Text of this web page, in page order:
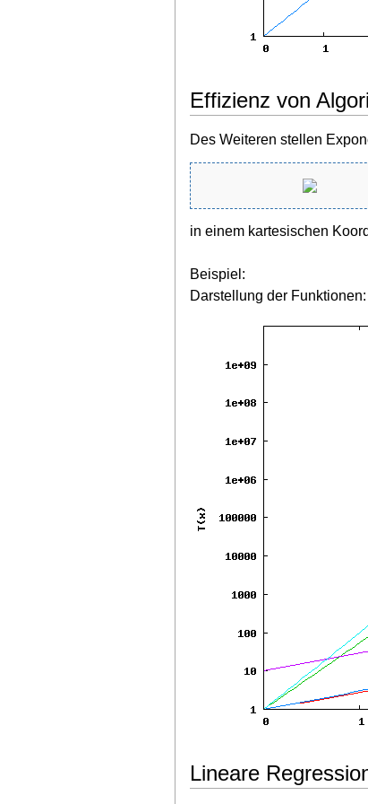
Effizienz von
Des Weiteren stellen
in einem kartesischen
Beispiel:
Darstellung der Funktionen:
Lineare